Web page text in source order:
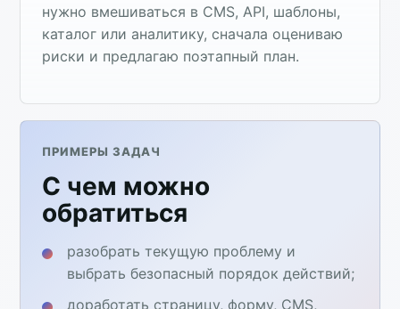
нужно вмешиваться в CMS, API, шаблоны,
каталог или аналитику, сначала оцениваю
риски и предлагаю поэтапный план.
ПРИМЕРЫ ЗАДАЧ
С чем можно
обратиться
разобрать текущую проблему и
выбрать безопасный порядок действий;
доработать страницу, форму, CMS,